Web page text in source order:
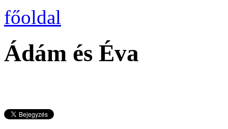
főoldal
Ádám és Éva